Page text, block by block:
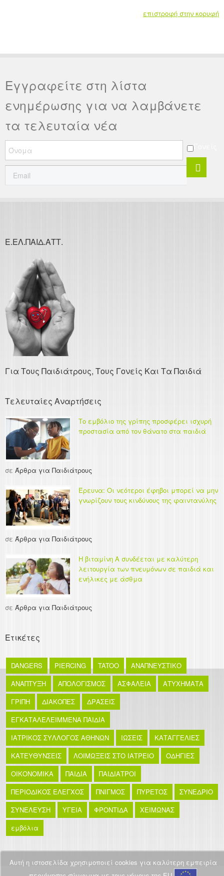
επιστροφή στην κορυφή
Εγγραφείτε στη λίστα
ενημέρωσης για να λαμβάνετε
τα τελευταία νέα
Γονείς
Ε.ΕΛ.ΠΑΙΔ.ΑΤΤ.
Για Τους Παιδιάτρους, Τους Γονείς Και Τα Παιδιά
Τελευταίες Αναρτήσεις
Το εμβόλιο της γρίπης προσφέρει ισχυρή
προστασία από τον θάνατο στα παιδιά
σε Άρθρα για Παιδιάτρους
Έρευνα: Οι νεότεροι έφηβοι μπορεί να μην
γνωρίζουν τους κινδύνους της φαιντανύλης
σε Άρθρα για Παιδιάτρους
Η βιταμίνη Α συνδέεται με καλύτερη
λειτουργία των πνευμόνων σε παιδιά και
ενήλικες με άσθμα
σε Άρθρα για Παιδιάτρους
Ετικέτες
DANGERS PIERCING TATOO
ΑΝΑΠΝΕΥΣΤΙΚΟ
ΑΝΑΠΤΥΞΗ
ΑΠΟΛΟΓΙΣΜΟΣ ΑΣΦΑΛΕΙΑ
ΑΤΥΧΗΜΑΤΑ
ΓΡΙΠΗ
ΔΙΑΚΟΠΕΣ
ΔΡΑΣΕΙΣ
ΕΓΚΑΤΑΛΕΛΕΙΜΜΕΝΑ ΠΑΙΔΙΑ
ΙΑΤΡΙΚΟΣ ΣΥΛΛΟΓΟΣ ΑΘΗΝΩΝ
ΙΩΣΕΙΣ
ΚΑΤΑΓΓΕΛΙΕΣ
ΚΑΤΕΥΘΥΝΣΕΙΣ
ΛΟΙΜΩΞΕΙΣ ΣΤΟ ΙΑΤΡΕΙΟ
ΟΔΗΓΙΕΣ
ΟΙΚΟΝΟΜΙΚΑ
ΠΑΙΔΙΑ
ΠΑΙΔΙΑΤΡΟΙ
ΠΕΡΙΟΔΙΚΟΣ ΕΛΕΓΧΟΣ
ΠΝΙΓΜΟΣ ΠΥΡΕΤΟΣ
ΣΥΝΕΔΡΙΟ
ΣΥΝΕΛΕΥΣΗ
ΥΓΕΙΑ ΦΡΟΝΤΙΔΑ
ΧΕΙΜΩΝΑΣ
εμβόλια
Αυτή η ιστοσελίδα χρησιμοποιεί cookies για καλύτερη εμπειρία